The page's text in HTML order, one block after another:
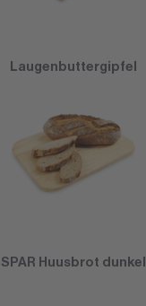
Laugenbuttergipfel
SPAR Huusbrot dunkel